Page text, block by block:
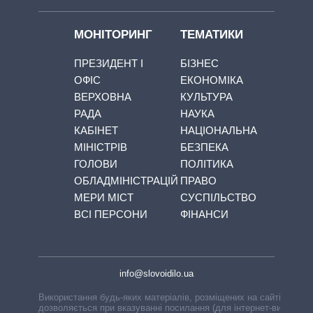
МОНІТОРИНГ
ПРЕЗИДЕНТ І
ОФІС
ВЕРХОВНА
РАДА
КАБІНЕТ
МІНІСТРІВ
ГОЛОВИ
ОБЛАДМІНІСТРАЦІЙ
МЕРИ МІСТ
ВСІ ПЕРСОНИ
ТЕМАТИКИ
БІЗНЕС
ЕКОНОМІКА
КУЛЬТУРА
НАУКА
НАЦІОНАЛЬНА
БЕЗПЕКА
ПОЛІТИКА
ПРАВО
СУСПІЛЬСТВО
ФІНАНСИ
info@slovoidilo.ua
Використання будь-яких матеріалів, розміщених на сайті,
дозволяється при вказуванні посилання (для інтернет-видань